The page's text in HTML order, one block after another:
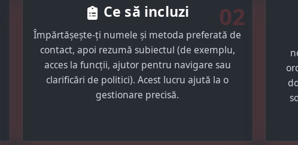
02
Ce să incluzi
Împărtășește-ți numele și metoda preferată de
contact, apoi rezumă subiectul (de exemplu,
acces la funcții, ajutor pentru navigare sau
clarificări de politici). Acest lucru ajută la o
gestionare precisă.